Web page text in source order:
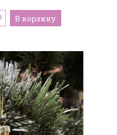
В корзину